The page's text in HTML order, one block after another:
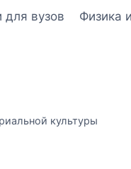
для вузов Физика
культуры